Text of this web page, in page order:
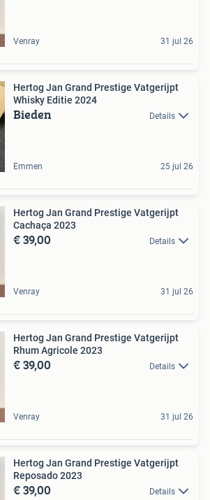
Venray 31 jul 26
Hertog Jan Grand Prestige Vatgerijpt
Whisky Editie 2024
Bieden Details
Emmen 25 jul 26
Hertog Jan Grand Prestige Vatgerijpt
Cachaça 2023
€ 39,00 Details
Venray 31 jul 26
Hertog Jan Grand Prestige Vatgerijpt
Rhum Agricole 2023
€ 39,00 Details
Venray 31 jul 26
Hertog Jan Grand Prestige Vatgerijpt
Reposado 2023
€ 39,00 Details